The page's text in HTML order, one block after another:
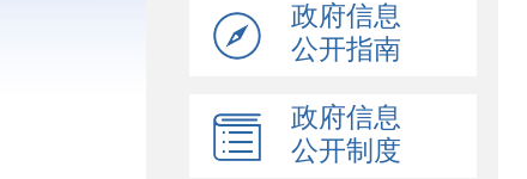
政府信息
公开指南
政府信息
公开制度